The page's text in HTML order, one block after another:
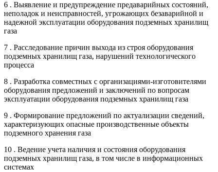
6 . Выявление и предупреждение предаварийных состояний,
неполадок и неисправностей, угрожающих безаварийной и
надежной эксплуатации оборудования подземных хранилищ
газа
7 . Расследование причин выхода из строя оборудования
подземных хранилищ газа, нарушений технологического
процесса
8 . Разработка совместных с организациями-изготовителями
оборудования предложений и заключений по вопросам
эксплуатации оборудования подземных хранилищ газа
9 . Формирование предложений по актуализации сведений,
характеризующих опасные производственные объекты
подземного хранения газа
10 . Ведение учета наличия и состояния оборудования
подземных хранилищ газа, в том числе в информационных
системах